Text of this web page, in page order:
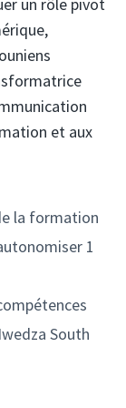
et aux
la formation
1
South